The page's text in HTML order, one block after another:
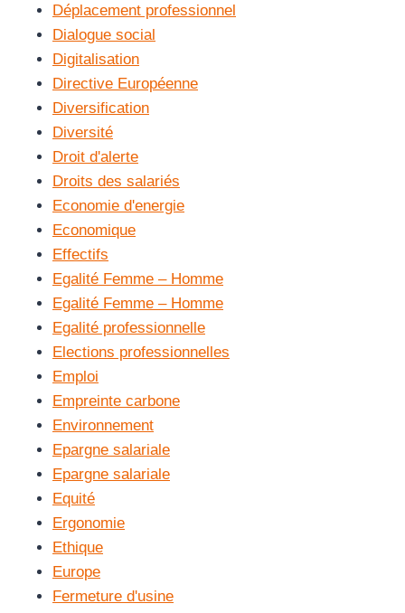
Déplacement professionnel
Dialogue social
Digitalisation
Directive Européenne
Diversification
Diversité
Droit d'alerte
Droits des salariés
Economie d'energie
Economique
Effectifs
Egalité Femme – Homme
Egalité Femme – Homme
Egalité professionnelle
Elections professionnelles
Emploi
Empreinte carbone
Environnement
Epargne salariale
Epargne salariale
Equité
Ergonomie
Ethique
Europe
Fermeture d'usine